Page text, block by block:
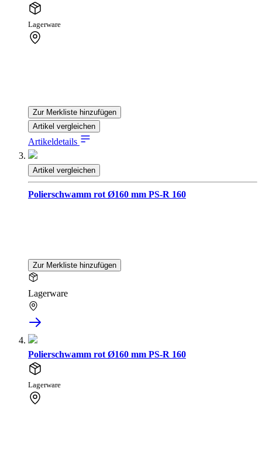
Lagerware
Zur Merkliste hinzufügen
Artikel vergleichen
Artikeldetails
Artikel vergleichen
Polierschwamm rot Ø160 mm PS-R 160
Zur Merkliste hinzufügen
Lagerware
Polierschwamm rot Ø160 mm PS-R 160
Lagerware